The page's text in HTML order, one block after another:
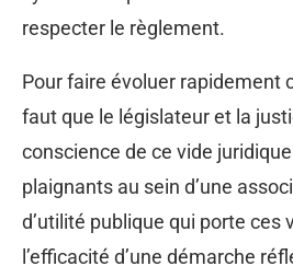
respecter le règlement.
Pour faire évoluer rapidement
faut que le législateur et la
conscience de ce vide
plaignants au sein d’une
d’utilité publique qui porte ces
l’efficacité d’une démarche